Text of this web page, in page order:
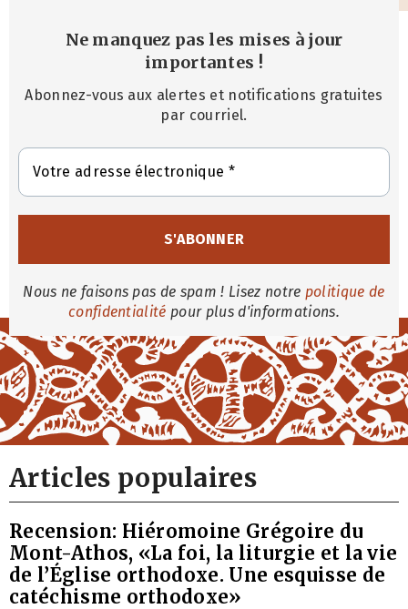
Ne manquez pas les mises à jour
importantes !
Abonnez-vous aux alertes et notifications gratuites
par courriel.
Nous ne faisons pas de spam ! Lisez notre politique de
confidentialité pour plus d'informations.
Articles populaires
Recension: Hiéromoine Grégoire du
Mont-Athos, «La foi, la liturgie et la vie
de l’Église orthodoxe. Une esquisse de
catéchisme orthodoxe»